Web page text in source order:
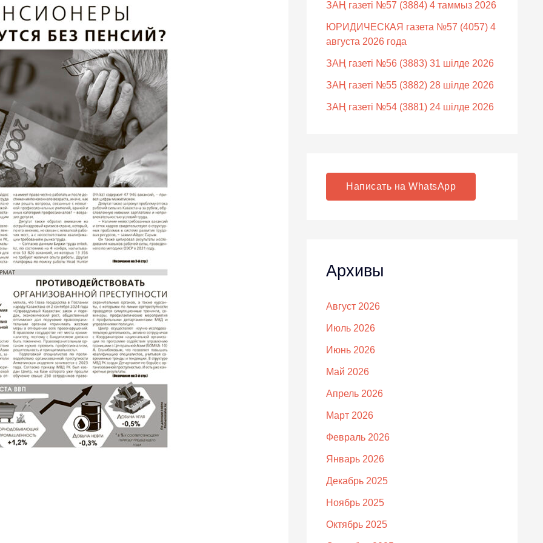
ЗАҢ газеті №57 (3884) 4 таммыз 2026
ЮРИДИЧЕСКАЯ газета №57 (4057) 4
августа 2026 года
ЗАҢ газеті №56 (3883) 31 шілде 2026
ЗАҢ газеті №55 (3882) 28 шілде 2026
ЗАҢ газеті №54 (3881) 24 шілде 2026
Написать на WhatsApp
Архивы
Август 2026
Июль 2026
Июнь 2026
Май 2026
Апрель 2026
Март 2026
Февраль 2026
Январь 2026
Декабрь 2025
Ноябрь 2025
Октябрь 2025